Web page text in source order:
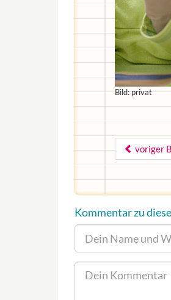
Bild: privat
voriger
Kommentar zu